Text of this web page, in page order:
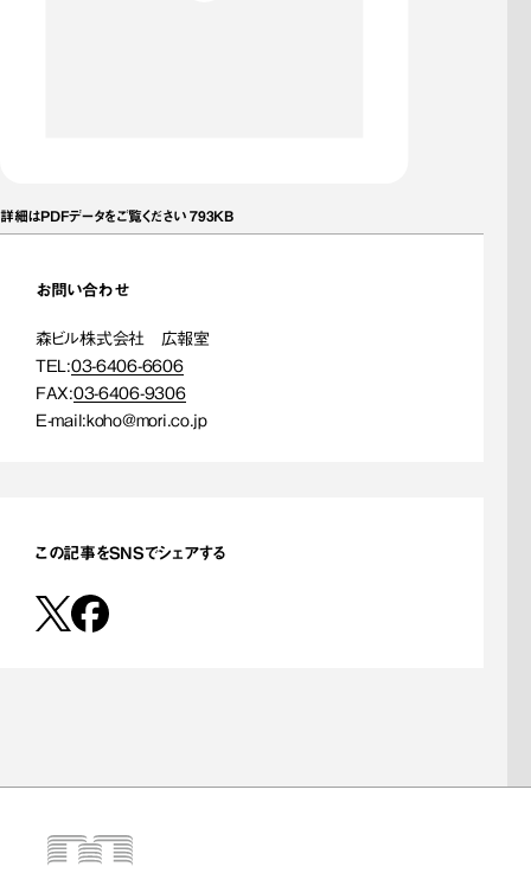
詳細はPDFデータをご覧ください 793KB
お問い合わせ
森ビル株式会社 広報室
TEL:03-6406-6606
FAX:03-6406-9306
E-mail:koho@mori.co.jp
この記事をSNSでシェアする